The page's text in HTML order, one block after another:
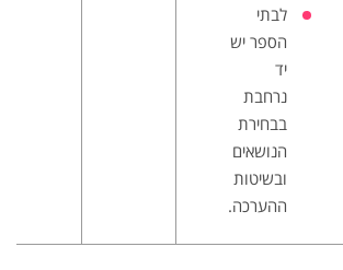
לבתי
הספר יש
יד
נרחבת
בבחירת
הנושאים
ובשיטות
ההערכה.